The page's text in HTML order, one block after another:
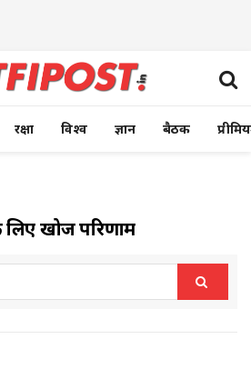
रक्षा विश्व ज्ञान बैठक
लिए खोज परिणाम